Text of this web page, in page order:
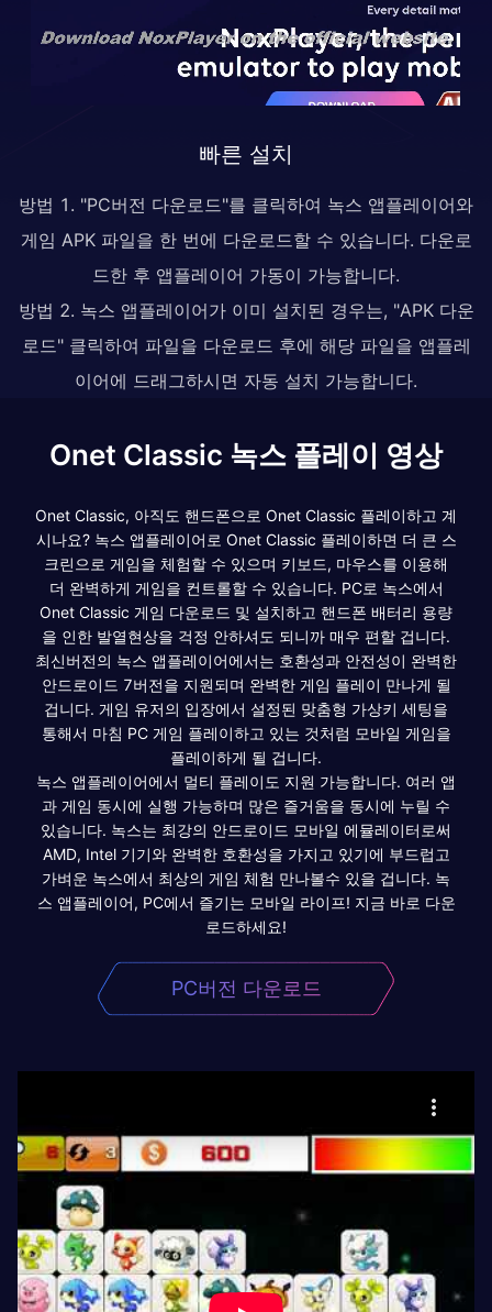
빠른 설치
방법 1. "PC버전 다운로드"를 클릭하여 녹스 앱플레이어와
게임 APK 파일을 한 번에 다운로드할 수 있습니다. 다운로
드한 후 앱플레이어 가동이 가능합니다.
방법 2. 녹스 앱플레이어가 이미 설치된 경우는, "APK 다운
로드" 클릭하여 파일을 다운로드 후에 해당 파일을 앱플레
이어에 드래그하시면 자동 설치 가능합니다.
Onet Classic 녹스 플레이 영상
Onet Classic, 아직도 핸드폰으로 Onet Classic 플레이하고 계
시나요? 녹스 앱플레이어로 Onet Classic 플레이하면 더 큰 스
크린으로 게임을 체험할 수 있으며 키보드, 마우스를 이용해
더 완벽하게 게임을 컨트롤할 수 있습니다. PC로 녹스에서
Onet Classic 게임 다운로드 및 설치하고 핸드폰 배터리 용량
을 인한 발열현상을 걱정 안하셔도 되니까 매우 편할 겁니다.
최신버전의 녹스 앱플레이어에서는 호환성과 안전성이 완벽한
안드로이드 7버전을 지원되며 완벽한 게임 플레이 만나게 될
겁니다. 게임 유저의 입장에서 설정된 맞춤형 가상키 세팅을
통해서 마침 PC 게임 플레이하고 있는 것처럼 모바일 게임을
플레이하게 될 겁니다.
녹스 앱플레이어에서 멀티 플레이도 지원 가능합니다. 여러 앱
과 게임 동시에 실행 가능하며 많은 즐거움을 동시에 누릴 수
있습니다. 녹스는 최강의 안드로이드 모바일 에뮬레이터로써
AMD, Intel 기기와 완벽한 호환성을 가지고 있기에 부드럽고
가벼운 녹스에서 최상의 게임 체험 만나볼수 있을 겁니다. 녹
스 앱플레이어, PC에서 즐기는 모바일 라이프! 지금 바로 다운
로드하세요!
PC버전 다운로드